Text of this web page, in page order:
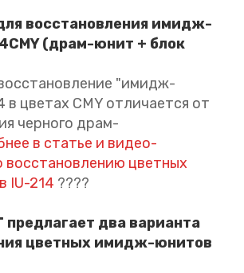
восстановления имидж-
(драм-юнит + блок
"имидж-
в цветах CMY отличается от
черного драм-
в статье и видео-
восстановлению цветных
IU-214 ????
предлагает два варианта
цветных имидж-юнитов